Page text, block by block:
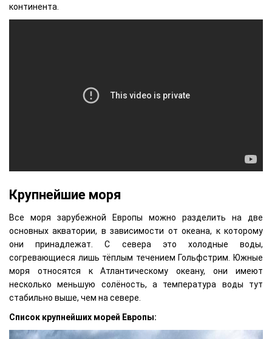
континента.
Крупнейшие моря
Все моря зарубежной Европы можно разделить на две
основных акватории, в зависимости от океана, к которому
они принадлежат. С севера это холодные воды,
согревающиеся лишь тёплым течением Гольфстрим. Южные
моря относятся к Атлантическому океану, они имеют
несколько меньшую солёность, а температура воды тут
стабильно выше, чем на севере.
Список крупнейших морей Европы: